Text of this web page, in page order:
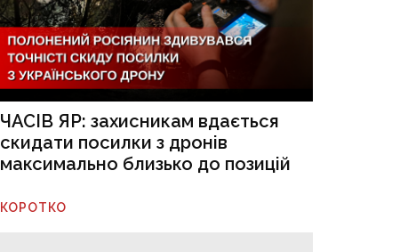
ЧАСІВ ЯР: захисникам вдається
скидати посилки з дронів
максимально близько до позицій
КОРОТКО